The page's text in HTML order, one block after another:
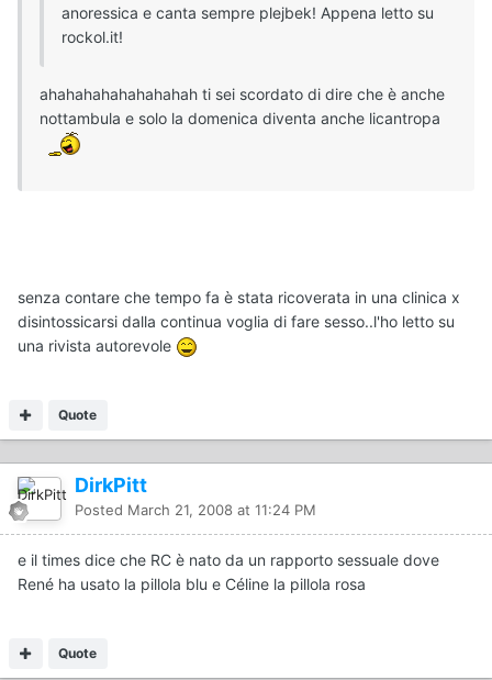
anoressica e canta sempre plejbek! Appena letto su
rockol.it!
ahahahahahahahahah ti sei scordato di dire che è anche
nottambula e solo la domenica diventa anche licantropa
senza contare che tempo fa è stata ricoverata in una clinica x
disintossicarsi dalla continua voglia di fare sesso..l'ho letto su
una rivista autorevole
Quote
DirkPitt
Posted March 21, 2008 at 11:24 PM
e il times dice che RC è nato da un rapporto sessuale dove
René ha usato la pillola blu e Céline la pillola rosa
Quote